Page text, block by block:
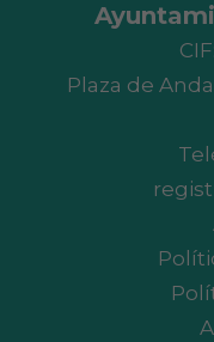
Plaza de